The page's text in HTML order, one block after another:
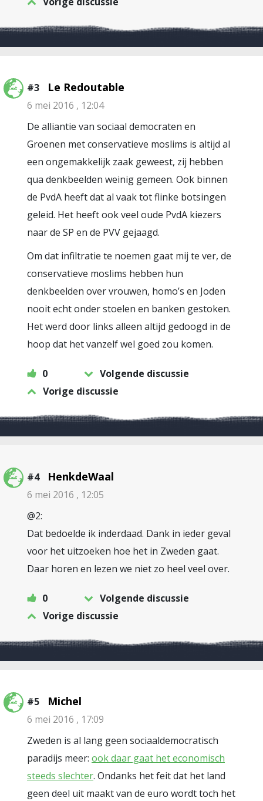
#3 Le Redoutable
6 mei 2016 , 12:04
De alliantie van sociaal democraten en
Groenen met conservatieve moslims is altijd al
een ongemakkelijk zaak geweest, zij hebben
qua denkbeelden weinig gemeen. Ook binnen
de PvdA heeft dat al vaak tot flinke botsingen
geleid. Het heeft ook veel oude PvdA kiezers
naar de SP en de PVV gejaagd.
Om dat infiltratie te noemen gaat mij te ver, de
conservatieve moslims hebben hun
denkbeelden over vrouwen, homo’s en Joden
nooit echt onder stoelen en banken gestoken.
Het werd door links alleen altijd gedoogd in de
hoop dat het vanzelf wel goed zou komen.
0
Volgende discussie
Vorige discussie
#4 HenkdeWaal
6 mei 2016 , 12:05
@2:
Dat bedoelde ik inderdaad. Dank in ieder geval
voor het uitzoeken hoe het in Zweden gaat.
Daar horen en lezen we niet zo heel veel over.
0
Volgende discussie
Vorige discussie
#5 Michel
6 mei 2016 , 17:09
Zweden is al lang geen sociaaldemocratisch
paradijs meer: ook daar gaat het economisch
steeds slechter. Ondanks het feit dat het land
geen deel uit maakt van de euro wordt toch het